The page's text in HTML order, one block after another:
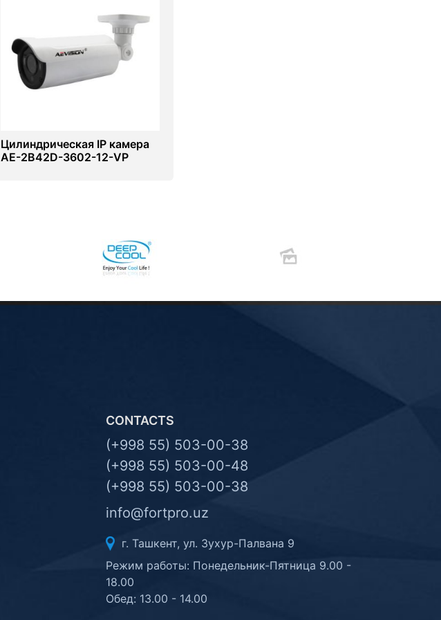
Цилиндрическая IP камера
AE-2B42D-3602-12-VP
CONTACTS
(+998 55) 503-00-38
(+998 55) 503-00-48
(+998 55) 503-00-38
info@fortpro.uz
г. Ташкент, ул. Зухур-Палвана 9
Режим работы: Понедельник-Пятница 9.00 -
18.00
Обед: 13.00 - 14.00